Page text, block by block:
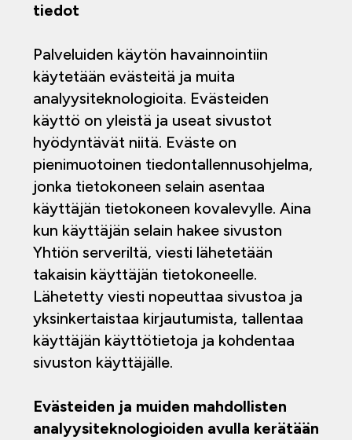
tiedot
Palveluiden käytön havainnointiin
käytetään evästeitä ja muita
analyysiteknologioita. Evästeiden
käyttö on yleistä ja useat sivustot
hyödyntävät niitä. Eväste on
pienimuotoinen tiedontallennusohjelma,
jonka tietokoneen selain asentaa
käyttäjän tietokoneen kovalevylle. Aina
kun käyttäjän selain hakee sivuston
Yhtiön serveriltä, viesti lähetetään
takaisin käyttäjän tietokoneelle.
Lähetetty viesti nopeuttaa sivustoa ja
yksinkertaistaa kirjautumista, tallentaa
käyttäjän käyttötietoja ja kohdentaa
sivuston käyttäjälle.
Evästeiden ja muiden mahdollisten
analyysiteknologioiden avulla kerätään